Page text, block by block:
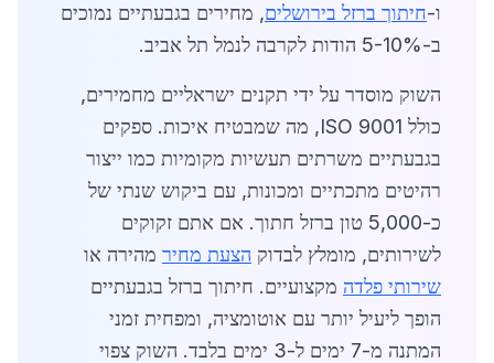
ו-חיתוך ברזל בירושלים, מחירים בגבעתיים נמוכים
ב-5-10% הודות לקרבה לנמל תל אביב.
השוק מוסדר על ידי תקנים ישראליים מחמירים,
כולל ISO 9001, מה שמבטיח איכות. ספקים
בגבעתיים משרתים תעשיות מקומיות כמו ייצור
רהיטים מתכתיים ומכונות, עם ביקוש שנתי של
כ-5,000 טון ברזל חתוך. אם אתם זקוקים
לשירותים, מומלץ לבדוק הצעת מחיר מהירה או
שירותי פלדה מקצועיים. חיתוך ברזל בגבעתיים
הופך ליעיל יותר עם אוטומציה, ומפחית זמני
המתנה מ-7 ימים ל-3 ימים בלבד. השוק צפוי